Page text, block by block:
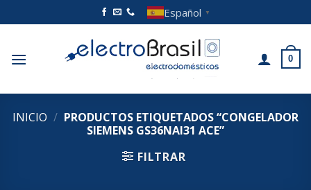
al
Español ▼
0
INICIO / PRODUCTOS ETIQUETADOS “CONGELADOR
SIEMENS GS36NAI31 ACE”
FILTRAR